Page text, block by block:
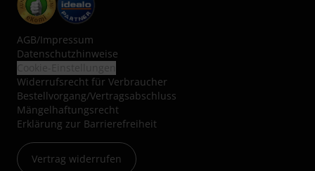
AGB/Impressum
Datenschutzhinweise
Widerrufsrecht für Verbraucher
Bestellvorgang/Vertragsabschluss
Mängelhaftungsrecht
Erklärung zur Barrierefreiheit
Vertrag widerrufen